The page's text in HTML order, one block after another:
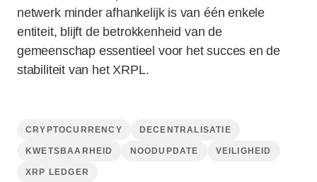
netwerk minder afhankelijk is van één enkele
entiteit, blijft de betrokkenheid van de
gemeenschap essentieel voor het succes en de
stabiliteit van het XRPL.
CRYPTOCURRENCY DECENTRALISATIE
KWETSBAARHEID NOODUPDATE VEILIGHEID
XRP LEDGER